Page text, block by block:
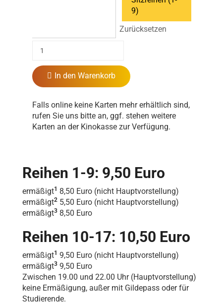
9)
Zurücksetzen
In den Warenkorb
Falls online keine Karten mehr erhältlich sind,
rufen Sie uns bitte an, ggf. stehen weitere
Karten an der Kinokasse zur Verfügung.
Reihen 1-9: 9,50 Euro
ermäßigt1 8,50 Euro (nicht Hauptvorstellung)
ermäßigt2 5,50 Euro (nicht Hauptvorstellung)
ermäßigt3 8,50 Euro
Reihen 10-17: 10,50 Euro
ermäßigt1 9,50 Euro (nicht Hauptvorstellung)
ermäßigt3 9,50 Euro
Zwischen 19.00 und 22.00 Uhr (Hauptvorstellung)
keine Ermäßigung, außer mit Gildepass oder für
Studierende.